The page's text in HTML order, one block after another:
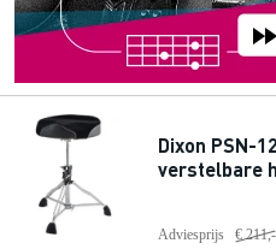
Dixon PSN-
verstelbare
Adviesprijs € 211,-